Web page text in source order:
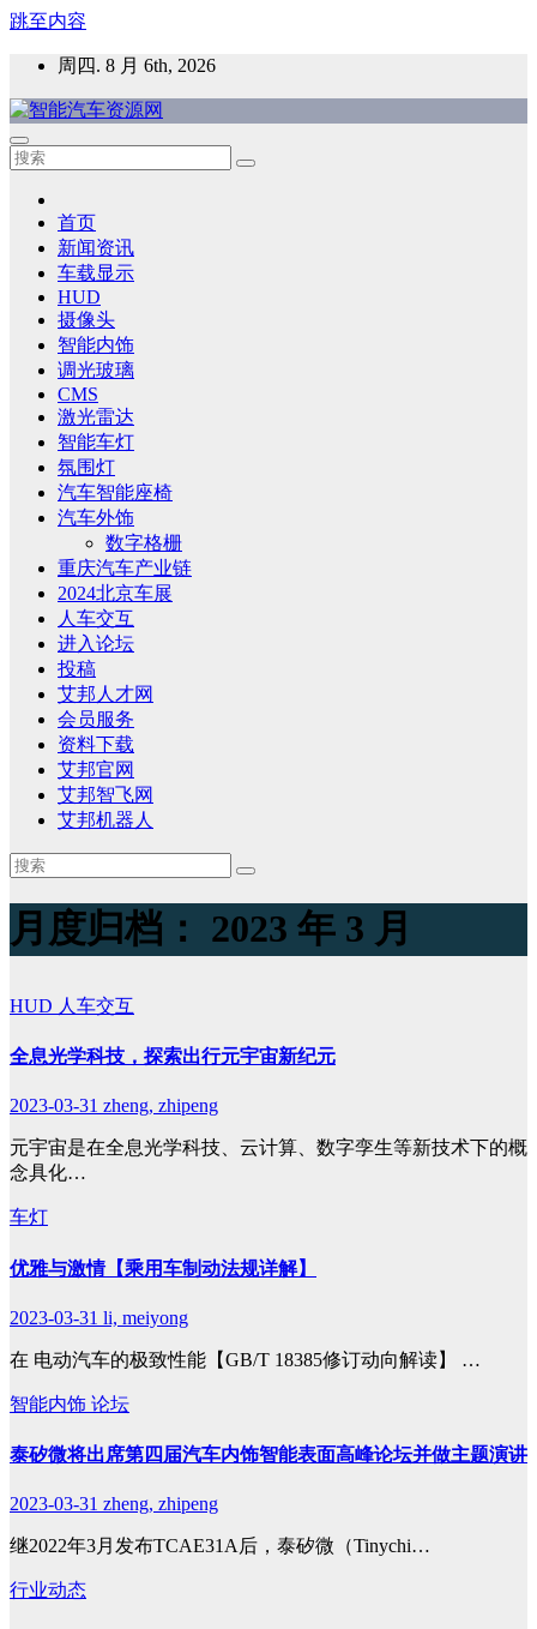
跳至内容
周四. 8 月 6th, 2026
智能汽车资源网
智能表面，智能内饰，新能源汽车，HMI，人车交互，智能车
首页
新闻资讯
车载显示
HUD
摄像头
智能内饰
调光玻璃
CMS
激光雷达
智能车灯
氛围灯
汽车智能座椅
汽车外饰
数字格栅
重庆汽车产业链
2024北京车展
人车交互
进入论坛
投稿
艾邦人才网
会员服务
资料下载
艾邦官网
艾邦智飞网
艾邦机器人
月度归档： 2023 年 3 月
HUD 人车交互
全息光学科技，探索出行元宇宙新纪元
2023-03-31 zheng, zhipeng
元宇宙是在全息光学科技、云计算、数字孪生等新技术下的概
念具化…
车灯
优雅与激情【乘用车制动法规详解】
2023-03-31 li, meiyong
在 电动汽车的极致性能【GB/T 18385修订动向解读】 …
智能内饰 论坛
泰矽微将出席第四届汽车内饰智能表面高峰论坛并做主题演讲
2023-03-31 zheng, zhipeng
继2022年3月发布TCAE31A后，泰矽微（Tinychi…
行业动态